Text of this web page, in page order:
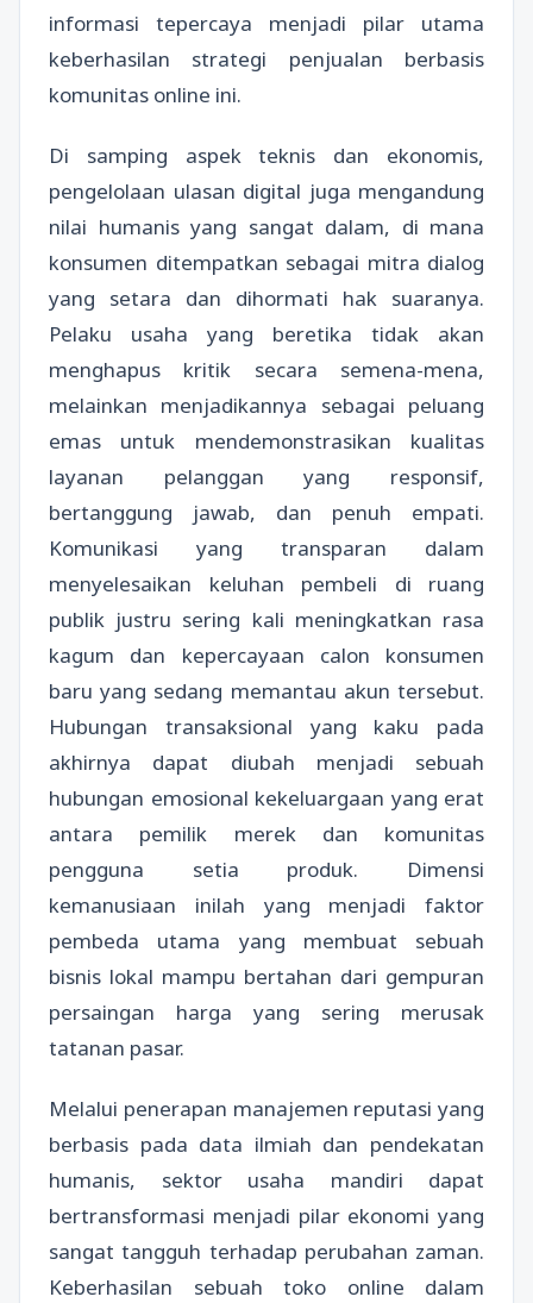
informasi tepercaya menjadi pilar utama
keberhasilan strategi penjualan berbasis
komunitas online ini.
Di samping aspek teknis dan ekonomis,
pengelolaan ulasan digital juga mengandung
nilai humanis yang sangat dalam, di mana
konsumen ditempatkan sebagai mitra dialog
yang setara dan dihormati hak suaranya.
Pelaku usaha yang beretika tidak akan
menghapus kritik secara semena-mena,
melainkan menjadikannya sebagai peluang
emas untuk mendemonstrasikan kualitas
layanan pelanggan yang responsif,
bertanggung jawab, dan penuh empati.
Komunikasi yang transparan dalam
menyelesaikan keluhan pembeli di ruang
publik justru sering kali meningkatkan rasa
kagum dan kepercayaan calon konsumen
baru yang sedang memantau akun tersebut.
Hubungan transaksional yang kaku pada
akhirnya dapat diubah menjadi sebuah
hubungan emosional kekeluargaan yang erat
antara pemilik merek dan komunitas
pengguna setia produk. Dimensi
kemanusiaan inilah yang menjadi faktor
pembeda utama yang membuat sebuah
bisnis lokal mampu bertahan dari gempuran
persaingan harga yang sering merusak
tatanan pasar.
Melalui penerapan manajemen reputasi yang
berbasis pada data ilmiah dan pendekatan
humanis, sektor usaha mandiri dapat
bertransformasi menjadi pilar ekonomi yang
sangat tangguh terhadap perubahan zaman.
Keberhasilan sebuah toko online dalam